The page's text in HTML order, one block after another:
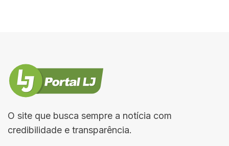
O site que busca sempre a notícia com
credibilidade e transparência.